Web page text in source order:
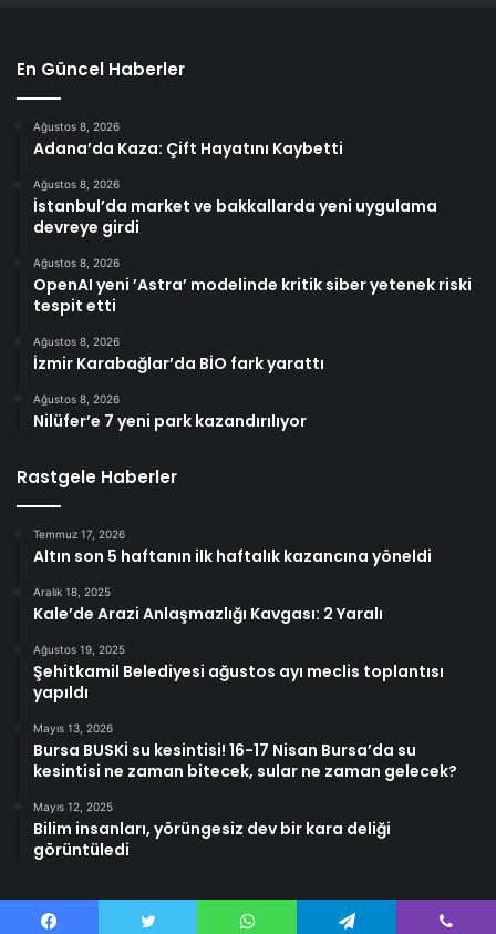
En Güncel Haberler
Ağustos 8, 2026
Adana’da Kaza: Çift Hayatını Kaybetti
Ağustos 8, 2026
İstanbul’da market ve bakkallarda yeni uygulama
devreye girdi
Ağustos 8, 2026
OpenAI yeni ’Astra’ modelinde kritik siber yetenek riski
tespit etti
Ağustos 8, 2026
İzmir Karabağlar’da BİO fark yarattı
Ağustos 8, 2026
Nilüfer’e 7 yeni park kazandırılıyor
Rastgele Haberler
Temmuz 17, 2026
Altın son 5 haftanın ilk haftalık kazancına yöneldi
Aralık 18, 2025
Kale’de Arazi Anlaşmazlığı Kavgası: 2 Yaralı
Ağustos 19, 2025
Şehitkamil Belediyesi ağustos ayı meclis toplantısı
yapıldı
Mayıs 13, 2026
Bursa BUSKİ su kesintisi! 16-17 Nisan Bursa’da su
kesintisi ne zaman bitecek, sular ne zaman gelecek?
Mayıs 12, 2025
Bilim insanları, yörüngesiz dev bir kara deliği
görüntüledi